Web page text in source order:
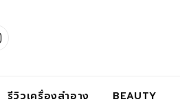
รีวิวเครื่องสำอาง BEAUTY